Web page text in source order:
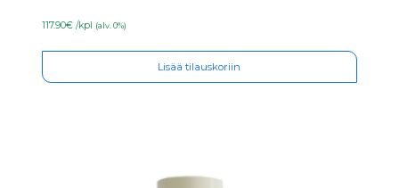
117.90€ /kpl (alv. 0%)
Lisää tilauskoriin